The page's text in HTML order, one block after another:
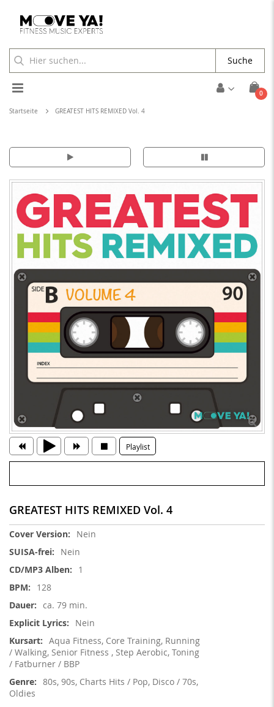
Cart
0
Toggle
Nav
Suche
Startseite GREATEST HITS REMIXED Vol. 4
Playlist
GREATEST HITS REMIXED Vol. 4
Weitere
Nein
Nein
1
128
ca. 79 min.
Nein
Aqua Fitness, Core Training, Running
/ Walking, Senior Fitness , Step Aerobic, Toning
/ Fatburner / BBP
80s, 90s, Charts Hits / Pop, Disco / 70s,
Oldies